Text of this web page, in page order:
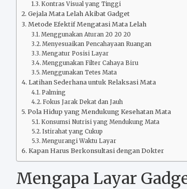
Kontras Visual yang Tinggi
Gejala Mata Lelah Akibat Gadget
Metode Efektif Mengatasi Mata Lelah
Menggunakan Aturan 20 20 20
Menyesuaikan Pencahayaan Ruangan
Mengatur Posisi Layar
Menggunakan Filter Cahaya Biru
Menggunakan Tetes Mata
Latihan Sederhana untuk Relaksasi Mata
Palming
Fokus Jarak Dekat dan Jauh
Pola Hidup yang Mendukung Kesehatan Mata
Konsumsi Nutrisi yang Mendukung Mata
Istirahat yang Cukup
Mengurangi Waktu Layar
Kapan Harus Berkonsultasi dengan Dokter
Mengapa Layar